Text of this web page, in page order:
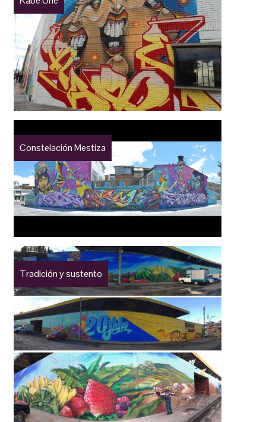
Constelación Mestiza
Tradición y sustento